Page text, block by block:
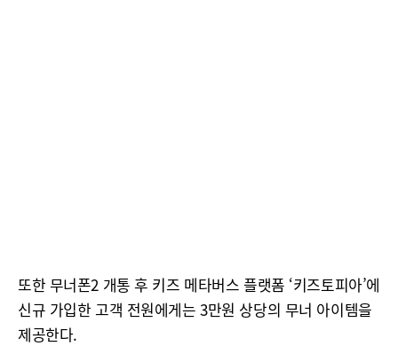
또한 무너폰2 개통 후 키즈 메타버스 플랫폼 ‘키즈토피아’에
신규 가입한 고객 전원에게는 3만원 상당의 무너 아이템을
제공한다.